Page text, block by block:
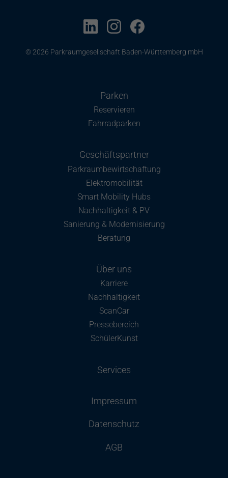
© 2026 Parkraumgesellschaft Baden-Württemberg mbH
Parken
Reservieren
Fahrradparken
Geschäftspartner
Parkraumbewirtschaftung
Elektromobilität
Smart Mobility Hubs
Nachhaltigkeit & PV
Sanierung & Modernisierung
Beratung
Über uns
Karriere
Nachhaltigkeit
ScanCar
Pressebereich
SchülerKunst
Services
Impressum
Datenschutz
AGB